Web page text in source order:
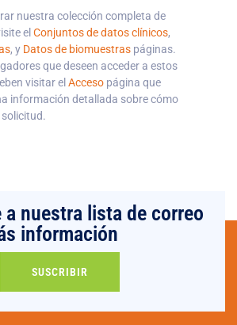
nuestra colección completa de
el Conjuntos de datos clínicos,
, y Datos de biomuestras páginas.
que deseen acceder a estos
visitar el Acceso página que
información detallada sobre cómo
nuestra lista de correo
información
SUSCRIBIR